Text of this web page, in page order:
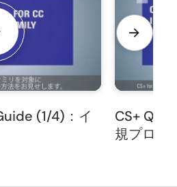
(1/4)：イ
CS+
規プロジ